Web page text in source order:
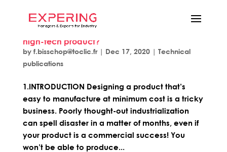
high-tech product?
by f.bisschop@toclic.fr| Dec 17, 2020| Technical
publications
1.INTRODUCTION Designing a product that’s
easy to manufacture at minimum cost is a tricky
business. Poorly thought-out industrialization
can spell disaster in a matter of months, even if
your product is a commercial success! You
won’t be able to produce...